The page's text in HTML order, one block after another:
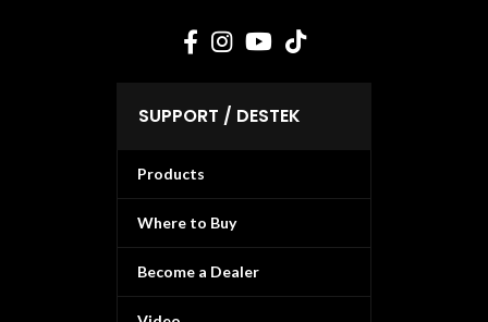
SUPPORT / DESTEK
Products
Where to Buy
Become a Dealer